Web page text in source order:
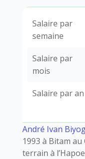
Salaire par
semaine
Salaire par
mois
Salaire par an
André Ivan
1993 à Bitam
terrain à